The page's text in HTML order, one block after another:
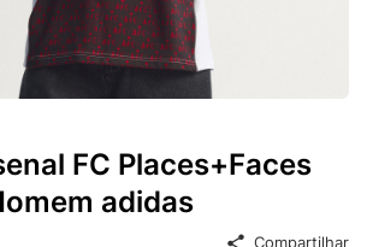
FC Places+Faces
adidas
Compartilhar